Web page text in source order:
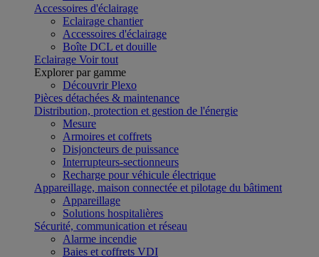
Accessoires d'éclairage
Eclairage chantier
Accessoires d'éclairage
Boîte DCL et douille
Eclairage Voir tout
Explorer par gamme
Découvrir Plexo
Pièces détachées & maintenance
Distribution, protection et gestion de l'énergie
Mesure
Armoires et coffrets
Disjoncteurs de puissance
Interrupteurs-sectionneurs
Recharge pour véhicule électrique
Appareillage, maison connectée et pilotage du bâtiment
Appareillage
Solutions hospitalières
Sécurité, communication et réseau
Alarme incendie
Baies et coffrets VDI